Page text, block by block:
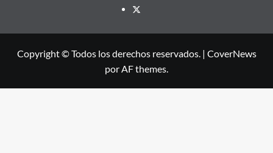
X
Copyright © Todos los derechos reservados. | CoverNews
por AF themes.